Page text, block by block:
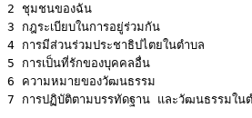
2 ชุมชนของฉัน
3 กฎระเบียบในการอยู่ร่วมกัน
4 การมีส่วนร่วมประชาธิปไตยในตำบล
5 การเป็นที่รักของบุคคลอื่น
6 ความหมายของวัฒนธรรม